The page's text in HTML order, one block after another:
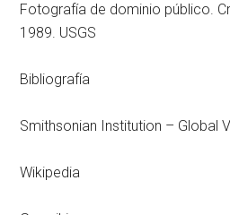
Fotografía de dominio público.
1989. USGS
Bibliografía
Smithsonian Institution – Global
Wikipedia